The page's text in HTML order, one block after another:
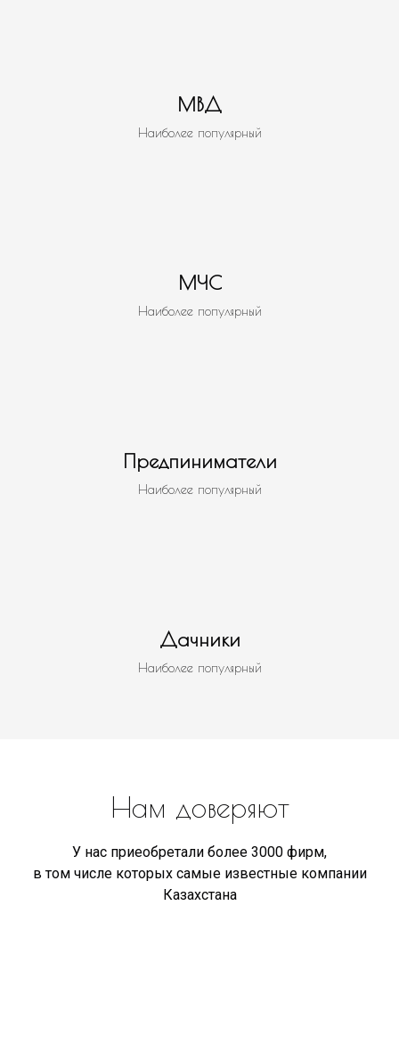
МВД
Наиболее популярный
МЧС
Наиболее популярный
Предпиниматели
Наиболее популярный
Дачники
Наиболее популярный
Нам доверяют
У нас приеобретали более 3000 фирм,
в том числе которых самые известные компании
Казахстана